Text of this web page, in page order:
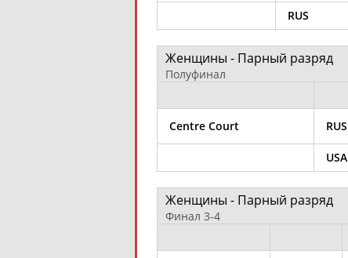
RUS
Женщины - Парный разряд
Полуфинал
Centre Court RUS
USA
Женщины - Парный разряд
Финал 3-4